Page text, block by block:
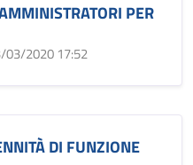
PER
03/2020 17:52
DI FUNZIONE